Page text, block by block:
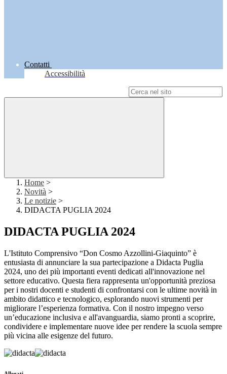
Contatti
Accessibilità
Home >
Novità >
Le notizie >
DIDACTA PUGLIA 2024
DIDACTA PUGLIA 2024
L'Istituto Comprensivo “Don Cosmo Azzollini-Giaquinto” è
entusiasta di annunciare la sua partecipazione a Didacta Puglia
2024, uno dei più importanti eventi dedicati all'innovazione nel
settore educativo. Questa fiera rappresenta un'opportunità preziosa
per i nostri docenti e studenti di confrontarsi con le ultime novità in
ambito didattico e tecnologico, esplorando nuovi strumenti per
migliorare l’esperienza formativa. Con il nostro impegno verso
un’educazione inclusiva e all'avanguardia, siamo pronti a scoprire,
condividere e implementare nuove idee per rendere la scuola sempre
più vicina alle esigenze del futuro.